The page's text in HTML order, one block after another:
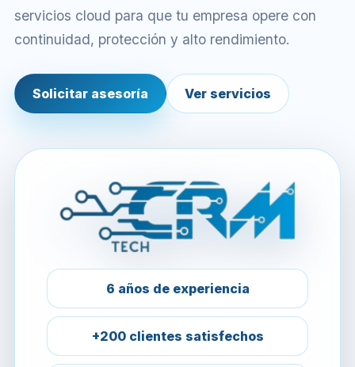
servicios cloud para que tu empresa opere con
continuidad, protección y alto rendimiento.
Solicitar asesoría Ver servicios
6 años de experiencia
+200 clientes satisfechos